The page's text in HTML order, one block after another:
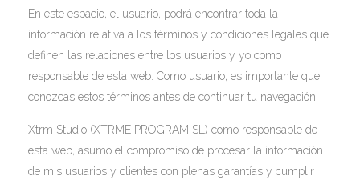
En este espacio, el usuario, podrá encontrar toda la
información relativa a los términos y condiciones legales que
definen las relaciones entre los usuarios y yo como
responsable de esta web. Como usuario, es importante que
conozcas estos términos antes de continuar tu navegación.
Xtrm Studio (XTRME PROGRAM SL) como responsable de
esta web, asumo el compromiso de procesar la información
de mis usuarios y clientes con plenas garantías y cumplir